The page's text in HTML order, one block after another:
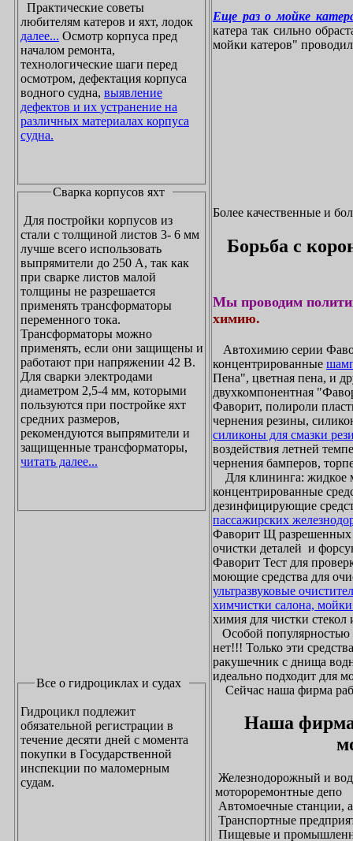
Практические советы
любителям катеров и яхт, лодок
далее... Осмотр корпуса пред
началом ремонта,
технологические шаги перед
осмотром, дефектация корпуса
водного судна, выявление
дефектов и их устранение на
различных материалах корпуса
судна.
Сварка корпусов яхт
Для постройки корпусов из
стали с толщиной листов 3- 6 мм
лучше всего использовать
выпрямители до 250 А, так как
при сварке листов малой
толщины не разрешается
применять трансформаторы
переменного тока.
Трансформаторы можно
применять, если они защищены и
работают при напряжении 42 В.
Для сварки электродами
диаметром 2,5-4 мм, которыми
пользуются при постройке яхт
средних размеров,
рекомендуются выпрямители и
защищенные трансформаторы,
читать далее...
Все о гидроциклах и судах
Гидроцикл подлежит
обязательной регистрации в
течение десяти дней с момента
покупки в Государственной
инспекции по маломерным
судам.
Еще раз о мойке
катера так сильно
мойки катеров"
Более качественные и
Борьба с
Мы проводим
химию.
Автохимию серии
концентрированные
Пена", цветная пена, и
двухкомпонентная
Фаворит, полироли
чернения резины,
силиконы для смазки
воздействия летней
чернения бамперов,
Для клининга: жидкое
концентрированные
дезинфицирующие
пассажирских
Фаворит Щ
очистки деталей и
Фаворит Тест для
моющие средства для
ультразвуковые
химчистки салона,
химия для чистки стекол
Особой популярностью
нет!!! Только эти
ракушечник с днища
идеально подходит для
Сейчас наша фирма
Наша фирма
Железнодорожный и
мотороремонтные депо
Автомоечные станции,
Транспортные
Пищевые и